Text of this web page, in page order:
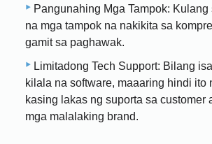
Pangunahing Mga Tampok: Kulang
na mga tampok na nakikita sa
gamit sa paghawak.
Limitadong Tech Support: Bilang
kilala na software, maaaring hindi ito
kasing lakas ng suporta sa customer
mga malalaking brand.